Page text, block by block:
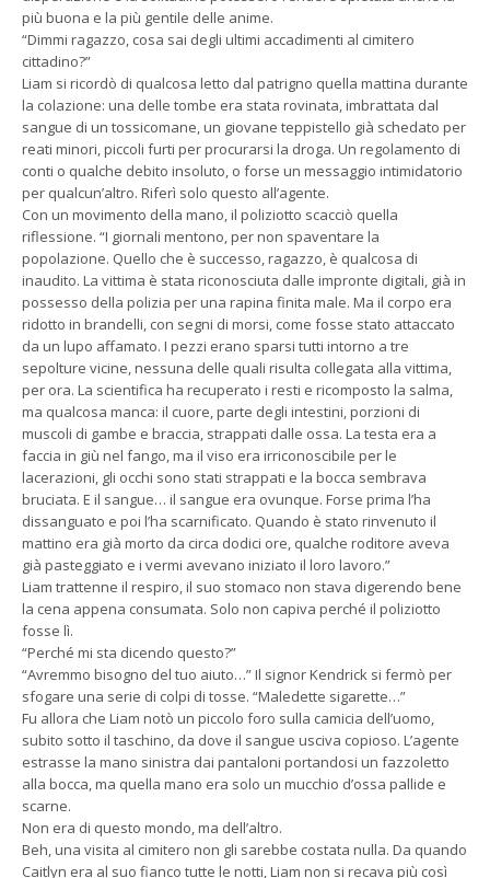
più buona e la più gentile delle anime.
“Dimmi ragazzo, cosa sai degli ultimi accadimenti al cimitero
cittadino?”
Liam si ricordò di qualcosa letto dal patrigno quella mattina durante
la colazione: una delle tombe era stata rovinata, imbrattata dal
sangue di un tossicomane, un giovane teppistello già schedato per
reati minori, piccoli furti per procurarsi la droga. Un regolamento di
conti o qualche debito insoluto, o forse un messaggio intimidatorio
per qualcun’altro. Riferì solo questo all’agente.
Con un movimento della mano, il poliziotto scacciò quella
riflessione. “I giornali mentono, per non spaventare la
popolazione. Quello che è successo, ragazzo, è qualcosa di
inaudito. La vittima è stata riconosciuta dalle impronte digitali, già in
possesso della polizia per una rapina finita male. Ma il corpo era
ridotto in brandelli, con segni di morsi, come fosse stato attaccato
da un lupo affamato. I pezzi erano sparsi tutti intorno a tre
sepolture vicine, nessuna delle quali risulta collegata alla vittima,
per ora. La scientifica ha recuperato i resti e ricomposto la salma,
ma qualcosa manca: il cuore, parte degli intestini, porzioni di
muscoli di gambe e braccia, strappati dalle ossa. La testa era a
faccia in giù nel fango, ma il viso era irriconoscibile per le
lacerazioni, gli occhi sono stati strappati e la bocca sembrava
bruciata. E il sangue… il sangue era ovunque. Forse prima l’ha
dissanguato e poi l’ha scarnificato. Quando è stato rinvenuto il
mattino era già morto da circa dodici ore, qualche roditore aveva
già pasteggiato e i vermi avevano iniziato il loro lavoro.”
Liam trattenne il respiro, il suo stomaco non stava digerendo bene
la cena appena consumata. Solo non capiva perché il poliziotto
fosse lì.
“Perché mi sta dicendo questo?”
“Avremmo bisogno del tuo aiuto…” Il signor Kendrick si fermò per
sfogare una serie di colpi di tosse. “Maledette sigarette…”
Fu allora che Liam notò un piccolo foro sulla camicia dell’uomo,
subito sotto il taschino, da dove il sangue usciva copioso. L’agente
estrasse la mano sinistra dai pantaloni portandosi un fazzoletto
alla bocca, ma quella mano era solo un mucchio d’ossa pallide e
scarne.
Non era di questo mondo, ma dell’altro.
Beh, una visita al cimitero non gli sarebbe costata nulla. Da quando
Caitlyn era al suo fianco tutte le notti, Liam non si recava più così